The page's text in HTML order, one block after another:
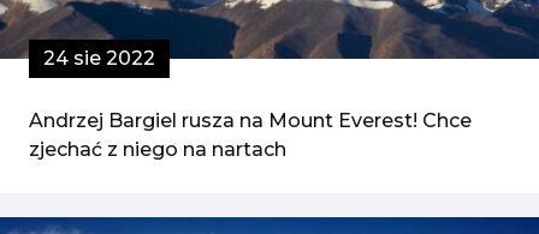
24 sie 2022
Andrzej Bargiel rusza na Mount Everest! Chce
zjechać z niego na nartach